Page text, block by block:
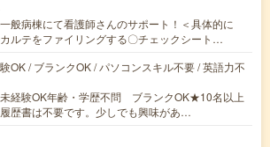
般病棟にて看護師さんのサポート！＜具体的に
ルテをファイリングする〇チェックシート…
OK / ブランクOK / パソコンスキル不要 / 英語力不
経験OK年齢・学歴不問 ブランクOK★10名以上
歴書は不要です。少しでも興味があ…